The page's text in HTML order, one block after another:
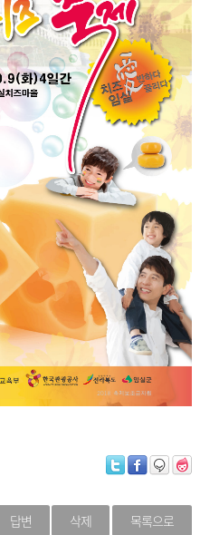
답변 삭제 목록으로